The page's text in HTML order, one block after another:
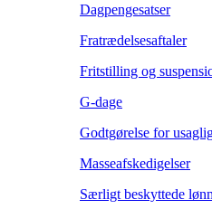
Dagpengesatser
Fratrædelsesaftaler
Fritstilling og
G-dage
Godtgørelse for
Masseafskedigelser
Særligt beskyttede